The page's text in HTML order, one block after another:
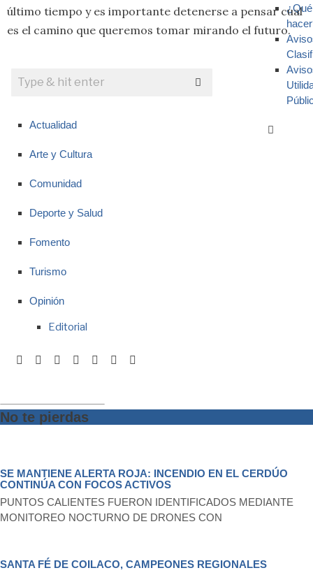
¿Qué
último tiempo y es importante detenerse a pensar cual
es el camino que queremos tomar mirando el futuro.
Actualidad
Arte y Cultura
Comunidad
Deporte y Salud
Fomento
Turismo
Opinión
Editorial
No te pierdas
SE MANTIENE ALERTA ROJA: INCENDIO EN EL CERDÚO
CONTINÚA CON FOCOS ACTIVOS
PUNTOS CALIENTES FUERON IDENTIFICADOS MEDIANTE
MONITOREO NOCTURNO DE DRONES CON
SANTA FÉ DE COILACO, CAMPEONES REGIONALES